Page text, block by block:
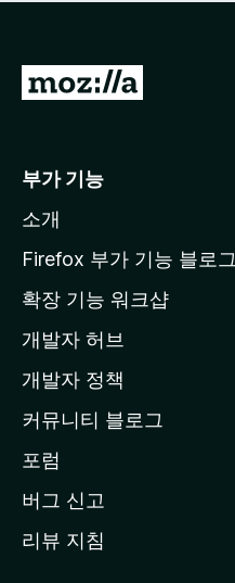
점
습
니
M
l
a
페
이
지
이
동
부가 기능
소개
Firefox 부가 기능 블로그
확장 기능 워크샵
개발자 허브
개발자 정책
커뮤니티 블로그
포럼
버그 신고
리뷰 지침